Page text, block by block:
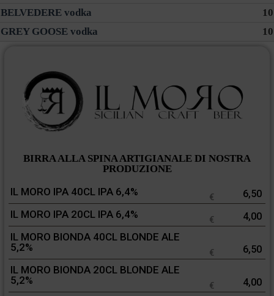
BELVEDERE vodka
10
GREY GOOSE vodka
10
BIRRA ALLA SPINA ARTIGIANALE DI NOSTRA
PRODUZIONE
IL MORO IPA 40CL IPA 6,4% € 6,50
IL MORO IPA 20CL IPA 6,4% € 4,00
IL MORO BIONDA 40CL BLONDE ALE
5,2%
€ 6,50
IL MORO BIONDA 20CL BLONDE ALE
5,2%
€ 4,00